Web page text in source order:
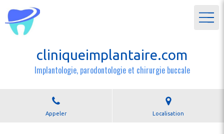
cliniqueimplantaire.com
Implantologie, parodontologie et chirurgie buccale
Appeler Localisation